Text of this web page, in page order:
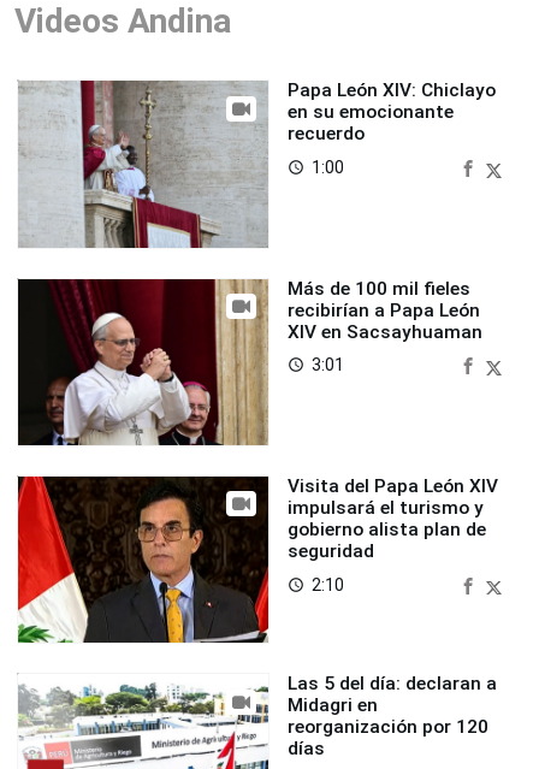
Videos Andina
Papa León XIV: Chiclayo
en su emocionante
recuerdo
access_time 1:00
Más de 100 mil fieles
recibirían a Papa León
XIV en Sacsayhuaman
access_time 3:01
Visita del Papa León XIV
impulsará el turismo y
gobierno alista plan de
seguridad
access_time 2:10
Las 5 del día: declaran a
Midagri en
reorganización por 120
días